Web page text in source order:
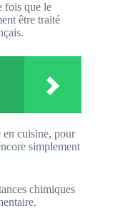
fois que le
être traité
cuisine, pour
simplement
chimiques